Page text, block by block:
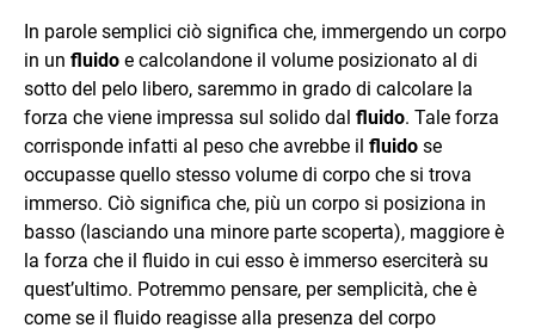
In parole semplici ciò significa che, immergendo un corpo
in un fluido e calcolandone il volume posizionato al di
sotto del pelo libero, saremmo in grado di calcolare la
forza che viene impressa sul solido dal fluido. Tale forza
corrisponde infatti al peso che avrebbe il fluido se
occupasse quello stesso volume di corpo che si trova
immerso. Ciò significa che, più un corpo si posiziona in
basso (lasciando una minore parte scoperta), maggiore è
la forza che il fluido in cui esso è immerso eserciterà su
quest’ultimo. Potremmo pensare, per semplicità, che è
come se il fluido reagisse alla presenza del corpo